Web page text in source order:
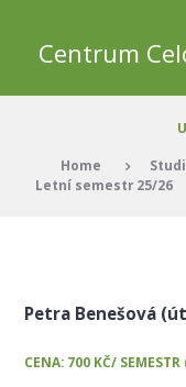
Centrum
Home
Letní semestr 25/26
Petra Benešová
CENA: 700 KČ/